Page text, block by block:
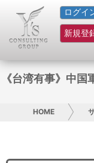
ログイ
新規登
HOME
サービス紹介
コラム
お問い合わせ
《台湾有事》中
HOME